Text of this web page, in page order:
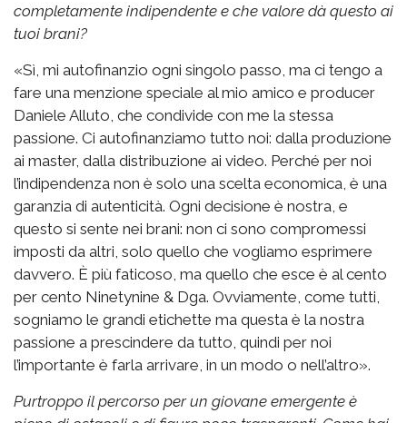
completamente indipendente e che valore dà questo ai
tuoi brani?
«Sì, mi autofinanzio ogni singolo passo, ma ci tengo a
fare una menzione speciale al mio amico e producer
Daniele Alluto, che condivide con me la stessa
passione. Ci autofinanziamo tutto noi: dalla produzione
ai master, dalla distribuzione ai video. Perché per noi
l’indipendenza non è solo una scelta economica, è una
garanzia di autenticità. Ogni decisione è nostra, e
questo si sente nei brani: non ci sono compromessi
imposti da altri, solo quello che vogliamo esprimere
davvero. È più faticoso, ma quello che esce è al cento
per cento Ninetynine & Dga. Ovviamente, come tutti,
sogniamo le grandi etichette ma questa è la nostra
passione a prescindere da tutto, quindi per noi
l’importante è farla arrivare, in un modo o nell’altro».
Purtroppo il percorso per un giovane emergente è